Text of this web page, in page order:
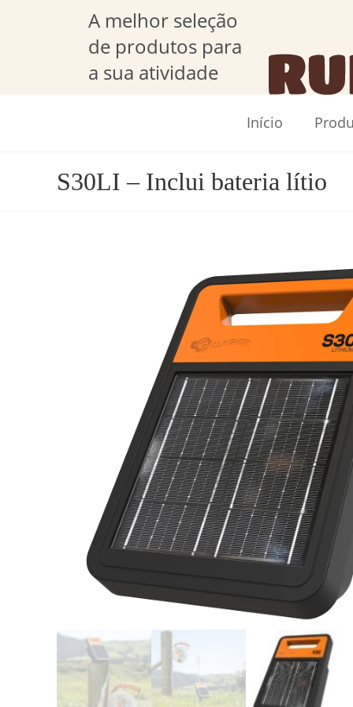
A melhor seleção
de produtos para
a sua atividade
Início
S30LI – Inclui bateria lítio